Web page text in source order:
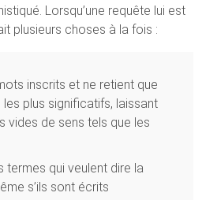
Lorsqu’une requête lui est
plusieurs choses à la fois :
inscrits et ne retient que
les plus significatifs, laissant
vides de sens tels que les
termes qui veulent dire la
s’ils sont écrits